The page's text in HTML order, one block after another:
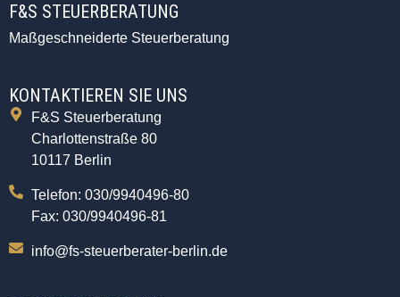
F&S STEUERBERATUNG
Maßgeschneiderte Steuerberatung
KONTAKTIEREN SIE UNS
F&S Steuerberatung
Charlottenstraße 80
10117 Berlin
Telefon: 030/9940496-80
Fax: 030/9940496-81
info@fs-steuerberater-berlin.de